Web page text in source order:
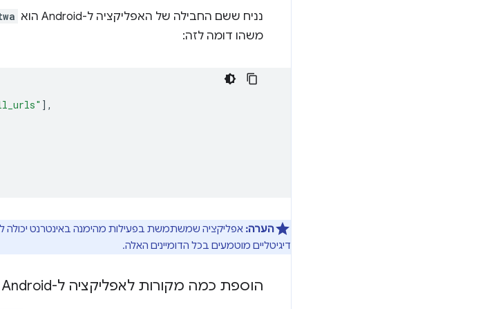
נניח ששם החבילה של האפליקציה ל-Android הוא
משהו דומה לזה:
],
הערה: אפליקציה שמשתמשת בפעילות מהימנה באינטרנט יכולה
דיגיטליים מוטמעים בכל הדומיינים האלה.
הוספת כמה מקורות לאפליקציה ל-Android